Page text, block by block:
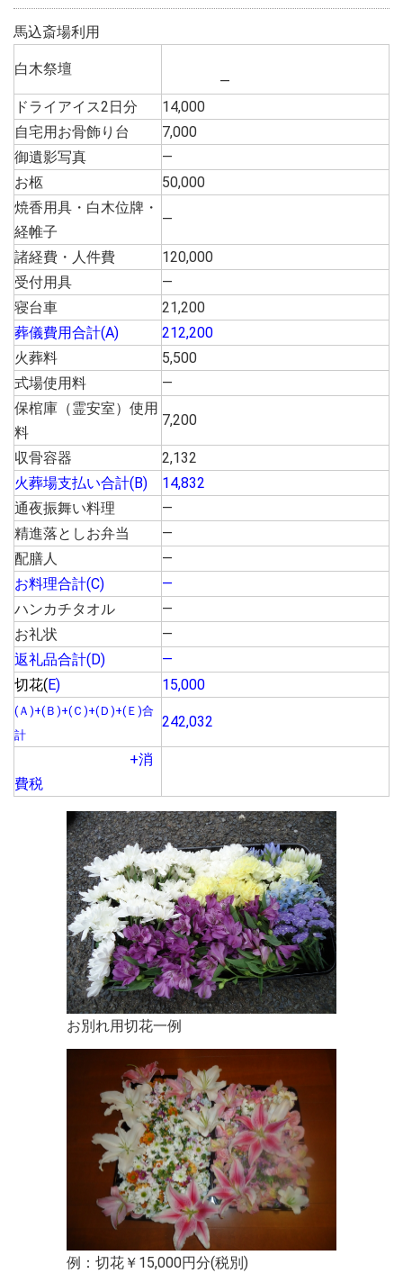
馬込斎場利用
白木祭壇
―
ドライアイス2日分
14,000
自宅用お骨飾り台
7,000
御遺影写真
―
お柩
50,000
焼香用具・白木位牌・
経帷子
―
諸経費・人件費
120,000
受付用具
―
寝台車
21,200
葬儀費用合計(A)
212,200
火葬料
5,500
式場使用料
―
保棺庫（霊安室）使用
料
7,200
収骨容器
2,132
火葬場支払い合計(B)
14,832
通夜振舞い料理
―
精進落としお弁当
―
配膳人
―
お料理合計(C)
—
ハンカチタオル
―
お礼状
―
返礼品合計(D)
—
切花( E) 15,000
(Ａ)+(Ｂ)+(Ｃ)+(Ｄ)+(Ｅ)合
計
242,032
+消
費税
お別れ用切花一例
例：切花￥15,000円分(税別)